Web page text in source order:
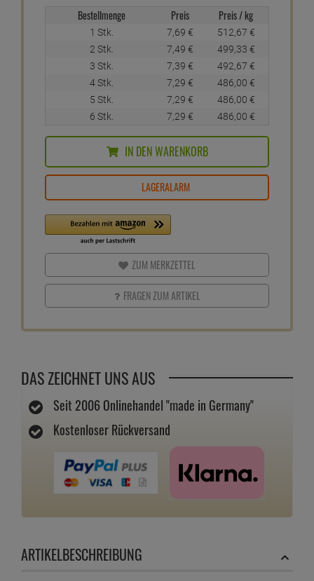
Bestellmenge Preis Preis / kg
1 Stk. 7,69 € 512,67 €
2 Stk.
7,49 € 499,33 €
3 Stk.
7,39 € 492,67 €
4 Stk.
7,29 € 486,00 €
5 Stk.
7,29 € 486,00 €
6 Stk.
7,29 € 486,00 €
IN DEN WARENKORB
LAGERALARM
ZUM MERKZETTEL
FRAGEN ZUM ARTIKEL
DAS ZEICHNET UNS AUS
Seit 2006 Onlinehandel "made in Germany"
Kostenloser Rückversand
ARTIKELBESCHREIBUNG